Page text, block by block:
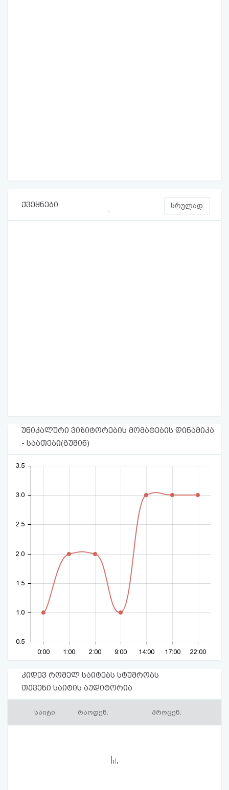
ქვეყნები სრულად
უნიკალური ვიზიტორების მომატების დინამიკა
- საათები(გუშინ)
0:00 1:00 2:00 9:00 14:00 17:00 22:00
0.5
1.0
1.5
2.0
2.5
3.0
3.5
კიდევ რომელ საიტებს სტუმრობს
თქვენი საიტის აუდიტორია
საიტი რაოდენ. პროცენ.